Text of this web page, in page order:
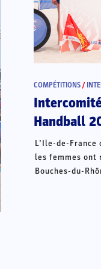
COMPÉTITIONS /
Handball
L’Ile-de-France
les femmes ont
Bouches-du-